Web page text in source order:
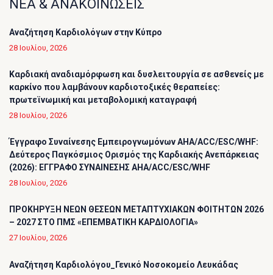
ΝΕΑ & ΑΝΑΚΟΙΝΩΣΕΙΣ
Αναζήτηση Καρδιολόγων στην Κύπρο
28 Ιουλίου, 2026
Καρδιακή αναδιαμόρφωση και δυσλειτουργία σε ασθενείς με
καρκίνο που λαμβάνουν καρδιοτοξικές θεραπείες:
πρωτεϊνωμική και μεταβολομική καταγραφή
28 Ιουλίου, 2026
Έγγραφο Συναίνεσης Εμπειρογνωμόνων AHA/ACC/ESC/WHF:
Δεύτερος Παγκόσμιος Ορισμός της Καρδιακής Ανεπάρκειας
(2026): ΕΓΓΡΑΦΟ ΣΥΝΑΙΝΕΣΗΣ AHA/ACC/ESC/WHF
28 Ιουλίου, 2026
ΠΡΟΚΗΡΥΞΗ ΝΕΩΝ ΘΕΣΕΩΝ ΜΕΤΑΠΤΥΧΙΑΚΩΝ ΦΟΙΤΗΤΩΝ 2026
– 2027 ΣΤΟ ΠΜΣ «ΕΠΕΜΒΑΤΙΚΗ ΚΑΡΔΙΟΛΟΓΙΑ»
27 Ιουλίου, 2026
Αναζήτηση Καρδιολόγου_Γενικό Νοσοκομείο Λευκάδας